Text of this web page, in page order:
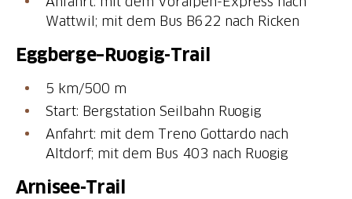
Wattwil; mit dem Bus B622 nach Ricken
Eggberge–Ruogig-Trail
5 km/500 m
Start: Bergstation Seilbahn Ruogig
Anfahrt: mit dem Treno Gottardo nach
Altdorf; mit dem Bus 403 nach Ruogig
Arnisee-Trail